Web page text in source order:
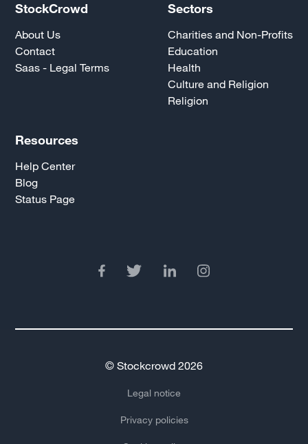
StockCrowd
About Us
Contact
Saas - Legal Terms
Sectors
Charities and Non-Profits
Education
Health
Culture and Religion
Religion
Resources
Help Center
Blog
Status Page
© Stockcrowd 2026
Legal notice
Privacy policies